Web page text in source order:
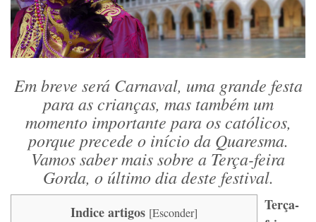
Em breve será Carnaval, uma grande festa
para as crianças, mas também um
momento importante para os católicos,
porque precede o início da Quaresma.
Vamos saber mais sobre a Terça-feira
Gorda, o último dia deste festival.
Indice artigos [Esconder]
Terça-